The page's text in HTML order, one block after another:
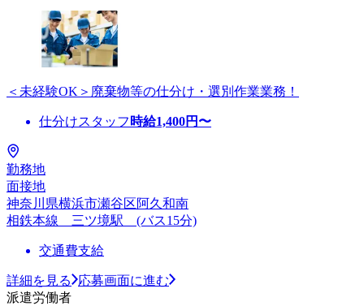
＜未経験OK＞廃棄物等の仕分け・選別作業業務！
仕分けスタッフ 時給1,400円〜
勤務地
面接地
神奈川県横浜市瀬谷区阿久和南
相鉄本線 三ツ境駅 (バス15分)
交通費支給
詳細を見る
応募画面に進む
派遣労働者